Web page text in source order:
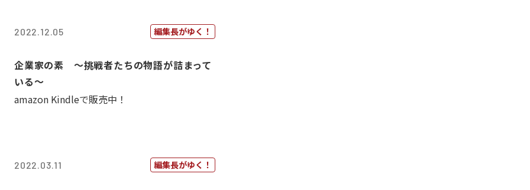
2022.12.05 編集長がゆく！
企業家の素 〜挑戦者たちの物語が詰まって
いる〜
amazon Kindleで販売中！
2022.03.11 編集長がゆく！